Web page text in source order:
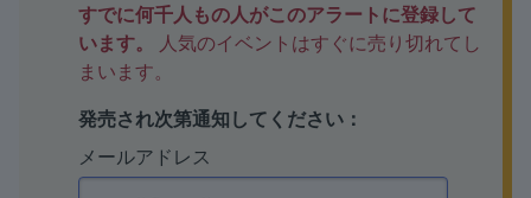
すでに何千人もの人がこのアラートに登録して
います。
人気のイベントはすぐに売り切れてし
まいます。
発売され次第通知してください：
メールアドレス